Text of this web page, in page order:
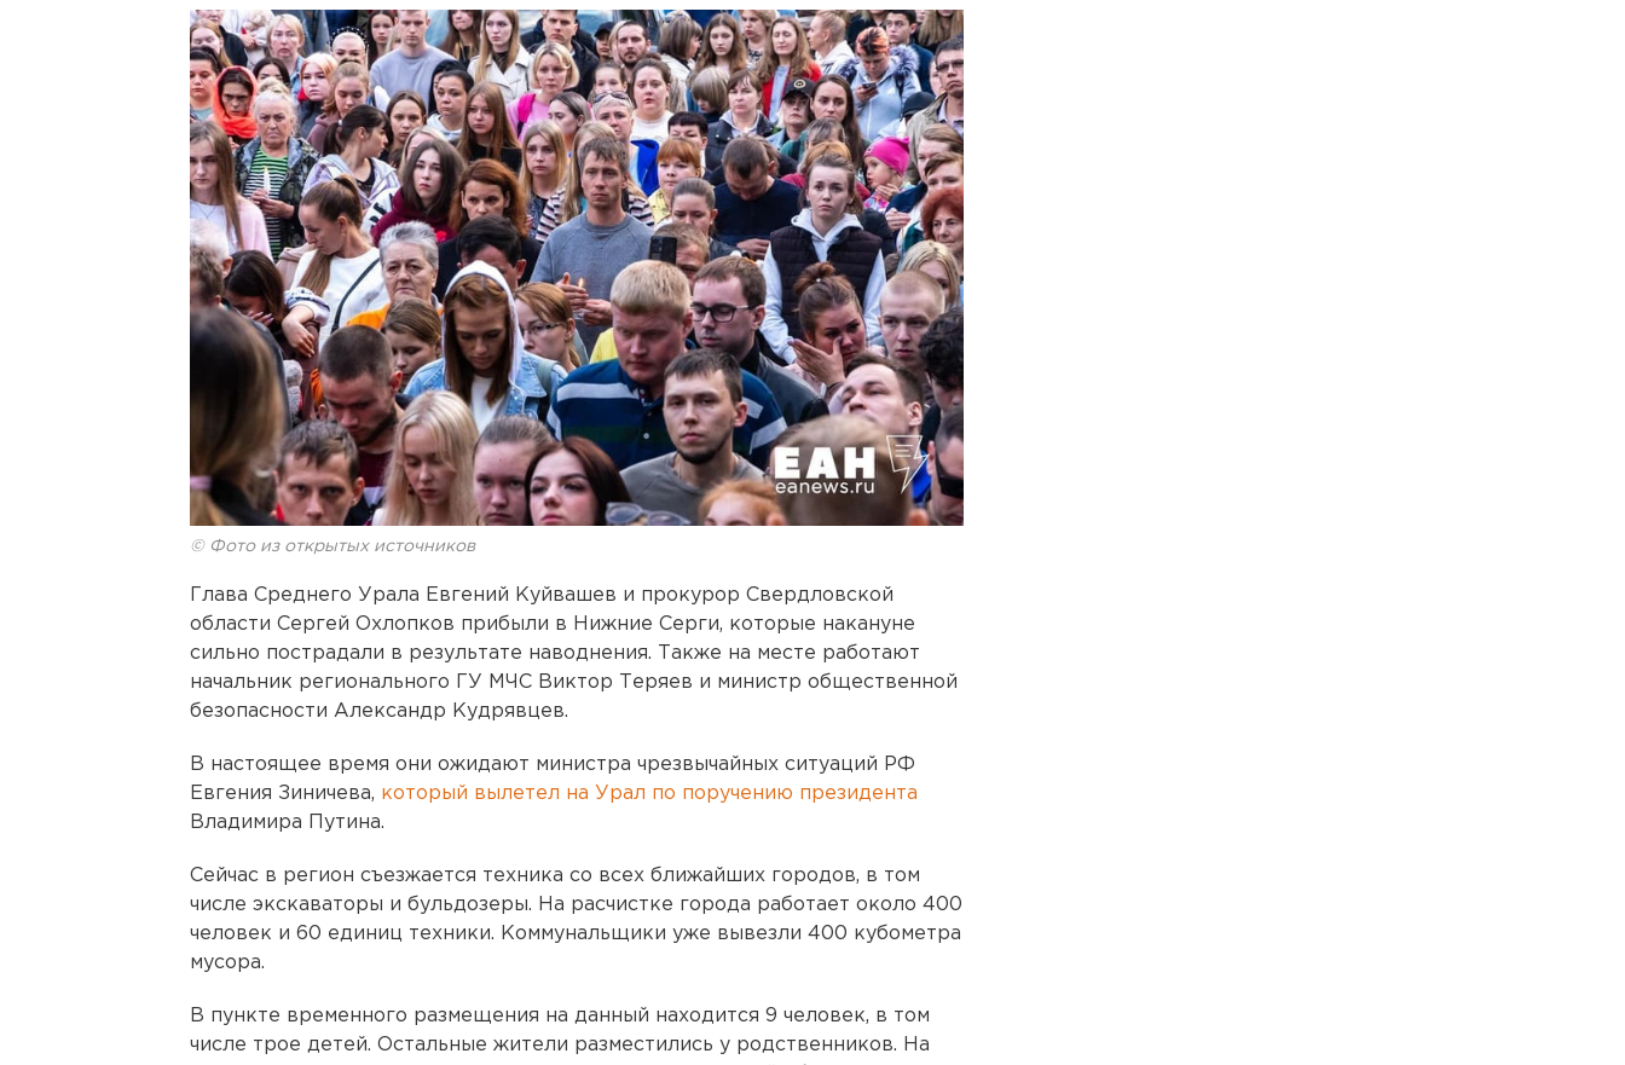
© Фото из открытых источников
Глава Среднего Урала Евгений Куйвашев и прокурор Свердловской
области Сергей Охлопков прибыли в Нижние Серги, которые накануне
сильно пострадали в результате наводнения. Также на месте работают
начальник регионального ГУ МЧС Виктор Теряев и министр общественной
безопасности Александр Кудрявцев.
В настоящее время они ожидают министра чрезвычайных ситуаций РФ
Евгения Зиничева, который вылетел на Урал по поручению президента
Владимира Путина.
Сейчас в регион съезжается техника со всех ближайших городов, в том
числе экскаваторы и бульдозеры. На расчистке города работает около 400
человек и 60 единиц техники. Коммунальщики уже вывезли 400 кубометра
мусора.
В пункте временного размещения на данный находится 9 человек, в том
числе трое детей. Остальные жители разместились у родственников. На